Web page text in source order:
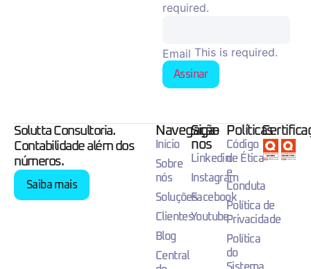
required.
Email This is required.
Assinar
Solutta Consultoria.
Contabilidade além dos
números.
Saiba mais
Navegação
Início
Sobre
nós
Soluções
Clientes
Blog
Central
Siga-
nos
Linkedin
Instagram
Facebook
Youtube
Políticas
Código
de Ética
e
Conduta
Política de
Privacidade
Política
do